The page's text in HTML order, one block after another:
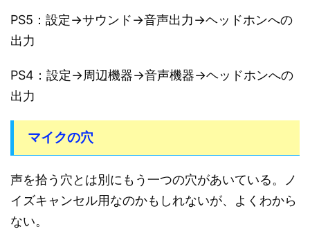
PS5：設定→サウンド→音声出力→ヘッドホンへの
出力
PS4：設定→周辺機器→音声機器→ヘッドホンへの
出力
マイクの穴
声を拾う穴とは別にもう一つの穴があいている。ノ
イズキャンセル用なのかもしれないが、よくわから
ない。